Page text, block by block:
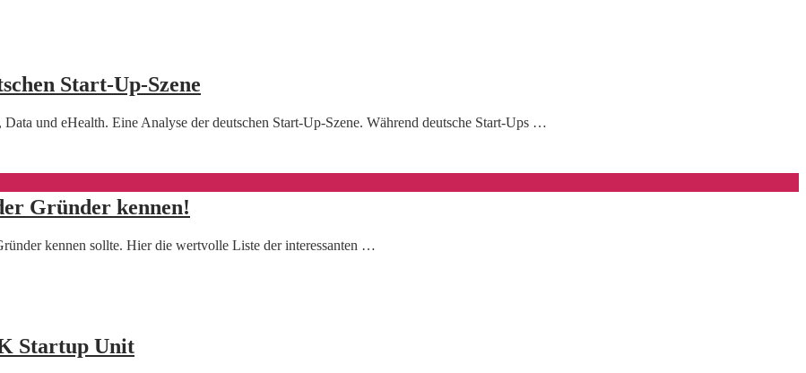
Start-Up-Szene
und eHealth. Eine Analyse der deutschen Start-Up-Szene. Während deutsche Start-Ups …
Gründer kennen!
kennen sollte. Hier die wertvolle Liste der interessanten …
Startup Unit